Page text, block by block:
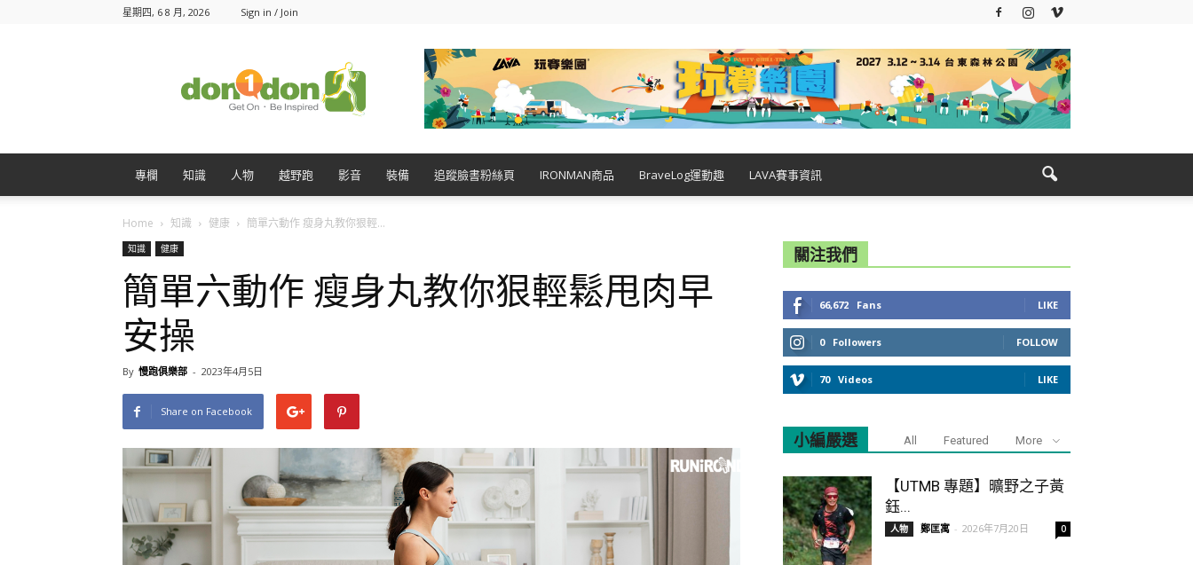
星期四, 6 8 月, 2026 Sign in / Join
專欄 知識 人物 越野跑 影音 裝備 追蹤臉書粉絲頁 IRONMAN商品 BraveLog運動趣 LAVA賽事資訊
Home 知識 健康 簡單六動作 瘦身丸教你狠輕...
知識 健康
簡單六動作 瘦身丸教你狠輕鬆甩肉早
安操
By 慢跑俱樂部 - 2023年4月5日
Share on Facebook
關注我們
66,672 Fans LIKE
0 Followers FOLLOW
70 Videos LIKE
小編嚴選 All Featured More
【UTMB 專題】曠野之子黃
鈺...
人物 鄭匡寓 - 2026年7月20日 0